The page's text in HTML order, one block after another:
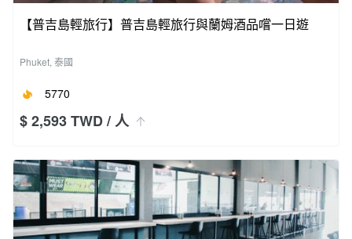
【普吉島輕旅行】普吉島輕旅行與蘭姆酒品嚐一日遊
Phuket, 泰國
5770
$ 2,593 TWD/ 人